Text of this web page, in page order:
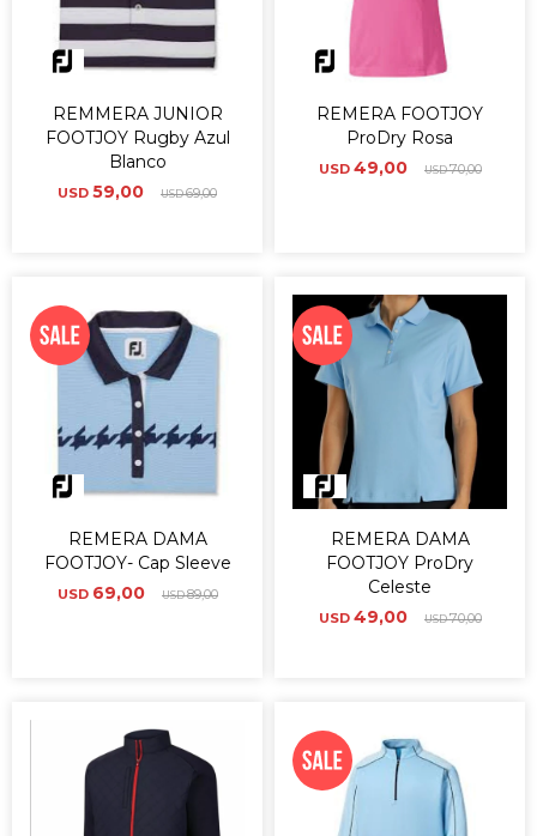
REMMERA JUNIOR
FOOTJOY Rugby Azul
Blanco
USD 59,00 USD69,00
REMERA FOOTJOY
ProDry Rosa
USD 49,00 USD70,00
REMERA DAMA
FOOTJOY- Cap Sleeve
USD 69,00 USD89,00
REMERA DAMA
FOOTJOY ProDry
Celeste
USD 49,00 USD70,00